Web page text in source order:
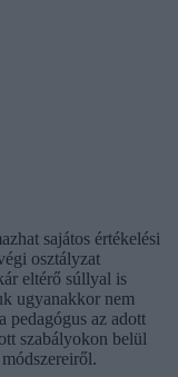
sajátos értékelési
osztályzat
eltérő súllyal is
ugyanakkor nem
pedagógus az adott
szabályokon belül